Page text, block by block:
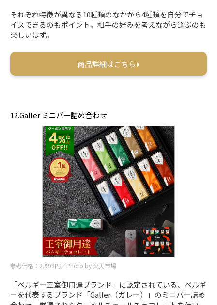
それぞれ特徴が異なる10種類のなかから4種類を自分でチョ
イスできるのもポイント。相手の好みを考えながら選ぶのも
楽しいはず。
商品詳細はこちら
12.Galler ミニバー詰め合わせ
参考価格：2,998円／Photo by 楽天市場
「ベルギー王室御用達ブランド」に認定されている、ベルギ
ーを代表するブランド「Galler（ガレー）」のミニバー詰め